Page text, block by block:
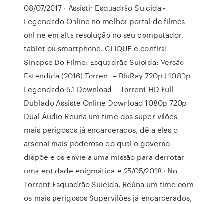
08/07/2017 · Assistir Esquadrão Suicida -
Legendado Online no melhor portal de filmes
online em alta resolução no seu computador,
tablet ou smartphone. CLIQUE e confira!
Sinopse Do Filme: Esquadrão Suicida: Versão
Estendida (2016) Torrent – BluRay 720p | 1080p
Legendado 5.1 Download – Torrent HD Full
Dublado Assiste Online Download 1080p 720p
Dual Áudio Reuna um time dos super vilões
mais perigosos já encarcerados, dê a eles o
arsenal mais poderoso do qual o governo
dispõe e os envie a uma missão para derrotar
uma entidade enigmática e 25/05/2018 · No
Torrent Esquadrão Suicida, Reúna um time com
os mais perigosos Supervilões já encarcerados,